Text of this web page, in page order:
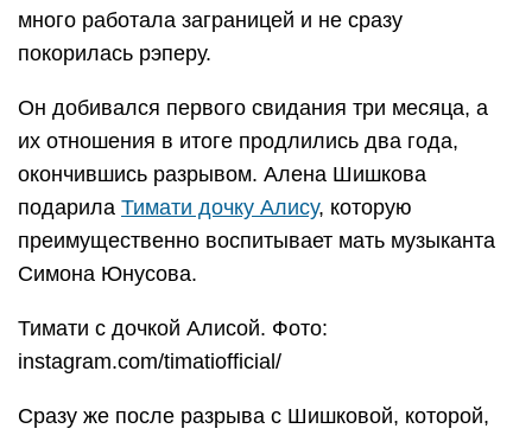
много работала заграницей и не сразу
покорилась рэперу.
Он добивался первого свидания три месяца, а
их отношения в итоге продлились два года,
окончившись разрывом. Алена Шишкова
подарила Тимати дочку Алису, которую
преимущественно воспитывает мать музыканта
Симона Юнусова.
Тимати с дочкой Алисой. Фото:
instagram.com/timatiofficial/
Сразу же после разрыва с Шишковой, которой,